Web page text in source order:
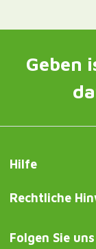
Geben
Hilfe
Rechtliche
Folgen Sie